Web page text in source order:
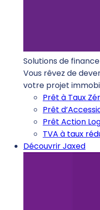
Solutions de
Vous rêvez de
votre projet
Prêt à Taux
Prêt
Prêt Action
TVA à taux
Découvrir Jaxed